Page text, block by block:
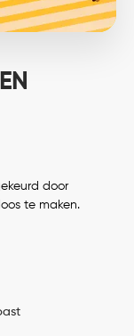
door
te maken.